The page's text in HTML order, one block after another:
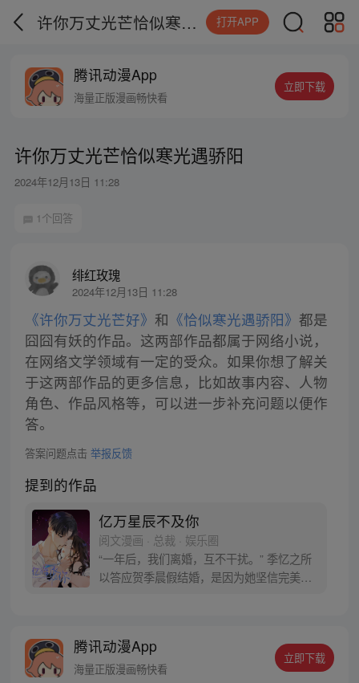
许你万丈光芒恰似寒光遇骄阳 打开APP
腾讯动漫App
海量正版漫画畅快看
立即下载
许你万丈光芒恰似寒光遇骄阳
2024年12月13日 11:28
1个回答
绯红玫瑰
2024年12月13日 11:28
《许你万丈光芒好》 和 《恰似寒光遇骄阳》 都是
囧囧有妖的作品。这两部作品都属于网络小说，
在网络文学领域有一定的受众。如果你想了解关
于这两部作品的更多信息，比如故事内容、人物
角色、作品风格等，可以进一步补充问题以便作
答。
答案问题点击 举报反馈
提到的作品
亿万星辰不及你
阅文漫画 · 总裁 · 娱乐圈
“一年后，我们离婚，互不干扰。” 季忆之所
以答应贺季晨假结婚，是因为她坚信完美情
的腰，爬窗离家出走。就在她沾沾自喜的以
为自己终于逃出魔爪的第二天， 她走到哪
腾讯动漫App
海量正版漫画畅快看
立即下载